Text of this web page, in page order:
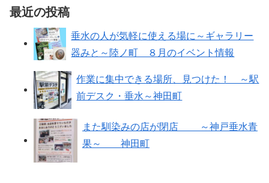
最近の投稿
垂水の人が気軽に使える場に～ギャラリー
器みと～陸ノ町 ８月のイベント情報
作業に集中できる場所、見つけた！ ～駅
前デスク・垂水～神田町
また馴染みの店が閉店 ～神戸垂水青
果～ 神田町